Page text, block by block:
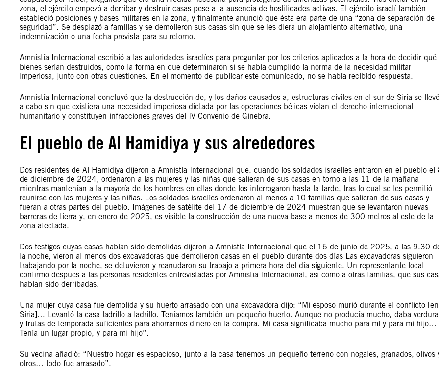
zona, el ejército empezó a derribar y destruir casas pese a la ausencia de hostilidades activas. El ejército israelí también
estableció posiciones y bases militares en la zona, y finalmente anunció que ésta era parte de una “zona de separación de
seguridad”. Se desplazó a familias y se demolieron sus casas sin que se les diera un alojamiento alternativo, una
indemnización o una fecha prevista para su retorno.
Amnistía Internacional escribió a las autoridades israelíes para preguntar por los criterios aplicados a la hora de decidir qué
bienes serían destruidos, como la forma en que determinaron si se había cumplido la norma de la necesidad militar
imperiosa, junto con otras cuestiones. En el momento de publicar este comunicado, no se había recibido respuesta.
Amnistía Internacional concluyó que la destrucción de, y los daños causados a, estructuras civiles en el sur de Siria se llevó
a cabo sin que existiera una necesidad imperiosa dictada por las operaciones bélicas violan el derecho internacional
humanitario y constituyen infracciones graves del IV Convenio de Ginebra.
El pueblo de Al Hamidiya y sus alrededores
Dos residentes de Al Hamidiya dijeron a Amnistía Internacional que, cuando los soldados israelíes entraron en el pueblo el
de diciembre de 2024, ordenaron a las mujeres y las niñas que salieran de sus casas en torno a las 11 de la mañana
mientras mantenían a la mayoría de los hombres en ellas donde los interrogaron hasta la tarde, tras lo cual se les permitió
reunirse con las mujeres y las niñas. Los soldados israelíes ordenaron al menos a 10 familias que salieran de sus casas y
fueran a otras partes del pueblo. Imágenes de satélite del 17 de diciembre de 2024 muestran que se levantaron nuevas
barreras de tierra y, en enero de 2025, es visible la construcción de una nueva base a menos de 300 metros al este de la
zona afectada.
Dos testigos cuyas casas habían sido demolidas dijeron a Amnistía Internacional que el 16 de junio de 2025, a las 9.30
la noche, vieron al menos dos excavadoras que demolieron casas en el pueblo durante dos días Las excavadoras siguieron
trabajando por la noche, se detuvieron y reanudaron su trabajo a primera hora del día siguiente. Un representante local
confirmó después a las personas residentes entrevistadas por Amnistía Internacional, así como a otras familias, que sus
habían sido derribadas.
Una mujer cuya casa fue demolida y su huerto arrasado con una excavadora dijo: “Mi esposo murió durante el conflicto [en
Siria]… Levantó la casa ladrillo a ladrillo. Teníamos también un pequeño huerto. Aunque no producía mucho, daba
y frutas de temporada suficientes para ahorrarnos dinero en la compra. Mi casa significaba mucho para mí y para mi hijo…
Tenía un lugar propio, y para mi hijo”.
Su vecina añadió: “Nuestro hogar es espacioso, junto a la casa tenemos un pequeño terreno con nogales, granados, olivos
otros… todo fue arrasado”.